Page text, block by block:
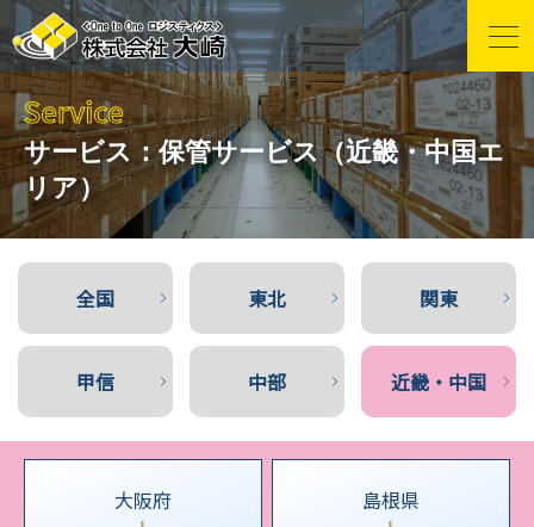
サービス：保管サービス（近畿・中国エ
リア）
全国 東北 関東
甲信 中部 近畿・中国
大阪府 島根県